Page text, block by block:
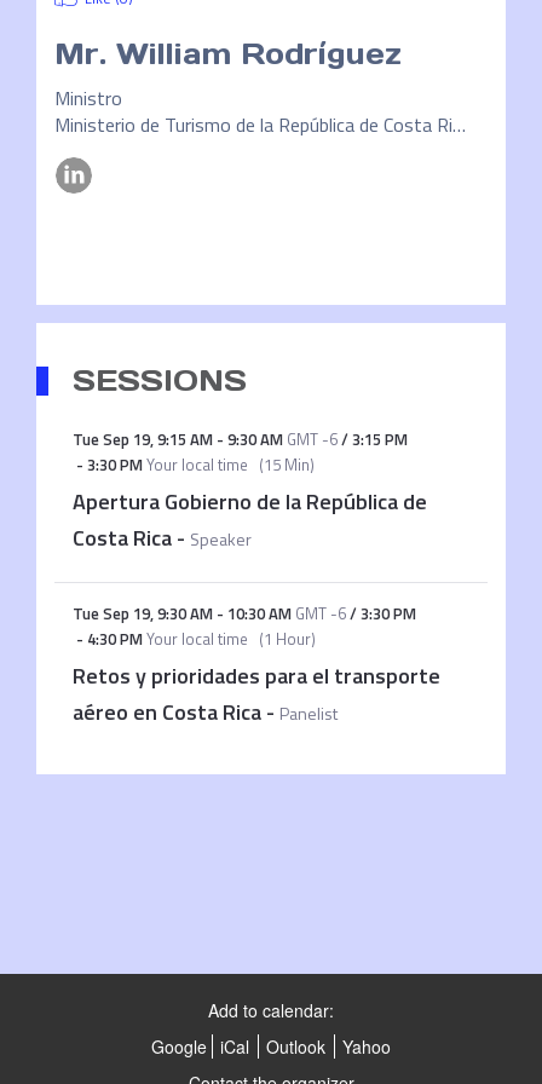
Mr. William Rodríguez
Ministro
Ministerio de Turismo de la República de Costa Rica
SESSIONS
Tue Sep 19,9:15 AM- 9:30 AM GMT -6/3:15 PM
- 3:30 PMYour local time (15 Min)
Apertura Gobierno de la República de
Costa Rica- Speaker
Tue Sep 19,9:30 AM- 10:30 AM GMT -6/3:30 PM
- 4:30 PMYour local time (1 Hour)
Retos y prioridades para el transporte
aéreo en Costa Rica- Panelist
Add to calendar:
Google iCal Outlook
Yahoo